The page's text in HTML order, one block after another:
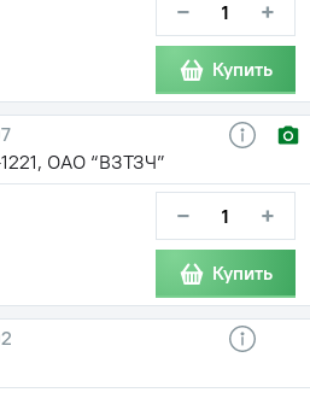
− +
Купить
ОАО “ВЗТЗЧ”
− +
Купить